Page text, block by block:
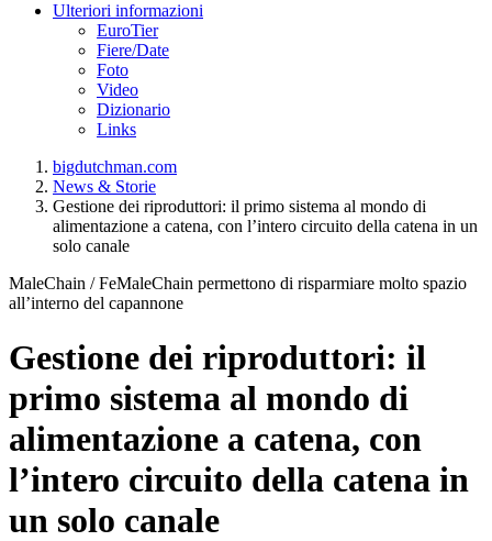
Ulteriori informazioni
EuroTier
Fiere/Date
Foto
Video
Dizionario
Links
bigdutchman.com
News & Storie
Gestione dei riproduttori: il primo sistema al mondo di
alimentazione a catena, con l’intero circuito della catena in un
solo canale
MaleChain / FeMaleChain permettono di risparmiare molto spazio
all’interno del capannone
Gestione dei riproduttori: il
primo sistema al mondo di
alimentazione a catena, con
l’intero circuito della catena in
un solo canale